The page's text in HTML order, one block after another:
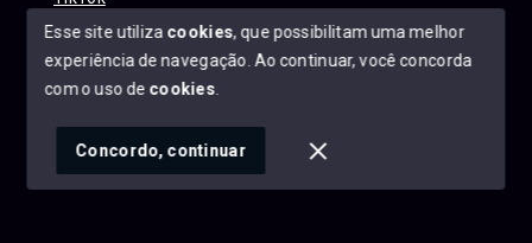
© Copyright 2026 - Alexandre Abreu Imóveis - Todos os
SITE PARA IMOBILIARIA
Esse site utiliza cookies, que possibilitam uma melhor
experiência de navegação. Ao continuar, você concorda
com o uso de cookies
Concordo, continuar